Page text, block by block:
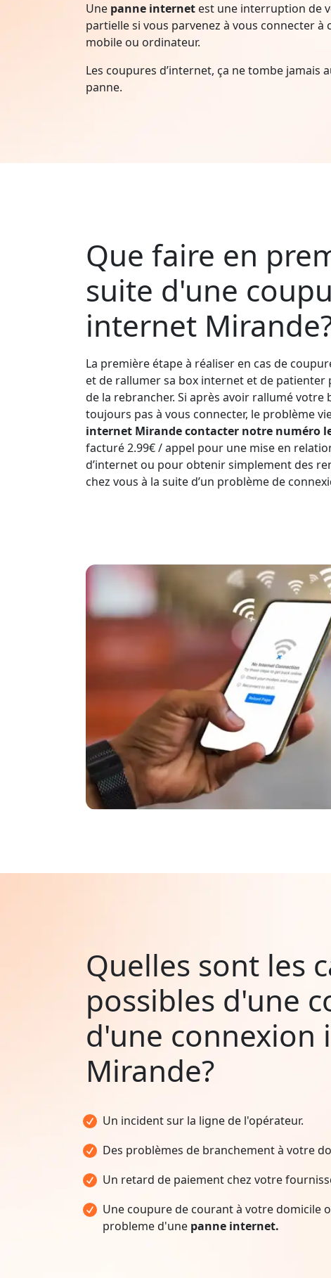
Une panne internet est une interruption de
partielle si vous parvenez à vous connecter
mobile ou ordinateur.
Les coupures d’internet, ça ne tombe
panne.
Que faire en
suite d'une
internet
La première étape à réaliser en cas de
et de rallumer sa box internet et de patienter
de la rebrancher. Si après avoir rallumé votre
toujours pas à vous connecter, le problème
internet Mirande contacter notre numéro le
facturé 2.99€ / appel pour une mise en
d’internet ou pour obtenir simplement des
chez vous à la suite d’un problème de
Quelles sont les
possibles d'une
d'une connexion
Mirande?
Un incident sur la ligne de l'opérateur.
Des problèmes de branchement à votre
Un retard de paiement chez votre
Une coupure de courant à votre domicile
probleme d'une panne internet.